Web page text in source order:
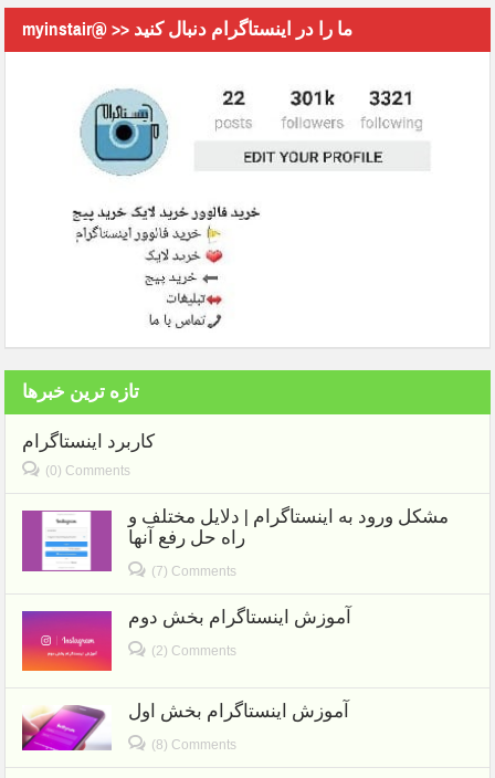
myinstair@ >> ما را در اینستاگرام دنبال کنید
تازه ترین خبرها
کاربرد اینستاگرام
(0) Comments
مشکل ورود به اینستاگرام | دلایل مختلف و
راه حل رفع آنها
(7) Comments
آموزش اینستاگرام بخش دوم
(2) Comments
آموزش اینستاگرام بخش اول
(8) Comments